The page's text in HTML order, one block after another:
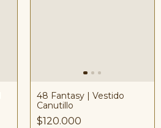
48 Fantasy | Vestido
Canutillo
$120.000